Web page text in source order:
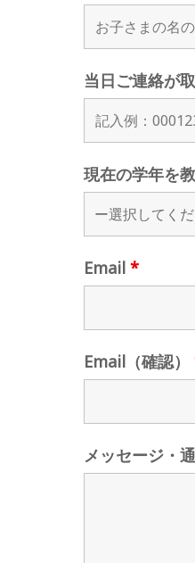
当日ご連絡が
現在の学年を
Email *
Email（確認）
メッセージ・